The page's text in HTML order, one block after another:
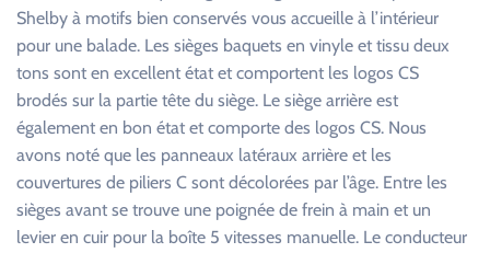
Shelby à motifs bien conservés vous accueille à l’intérieur
pour une balade. Les sièges baquets en vinyle et tissu deux
tons sont en excellent état et comportent les logos CS
brodés sur la partie tête du siège. Le siège arrière est
également en bon état et comporte des logos CS. Nous
avons noté que les panneaux latéraux arrière et les
couvertures de piliers C sont décolorées par l’âge. Entre les
sièges avant se trouve une poignée de frein à main et un
levier en cuir pour la boîte 5 vitesses manuelle. Le conducteur